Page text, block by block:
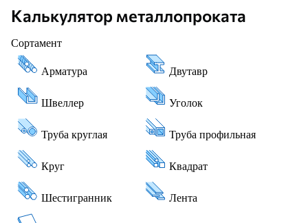
Калькулятор металлопроката